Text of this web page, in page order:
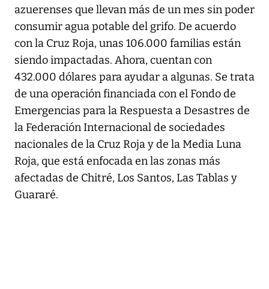
azuerenses que llevan más de un mes sin poder
consumir agua potable del grifo. De acuerdo
con la Cruz Roja, unas 106.000 familias están
siendo impactadas. Ahora, cuentan con
432.000 dólares para ayudar a algunas. Se trata
de una operación financiada con el Fondo de
Emergencias para la Respuesta a Desastres de
la Federación Internacional de sociedades
nacionales de la Cruz Roja y de la Media Luna
Roja, que está enfocada en las zonas más
afectadas de Chitré, Los Santos, Las Tablas y
Guararé.